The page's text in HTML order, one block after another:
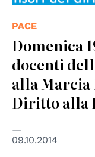
PACE
Domenica
docenti
alla Marcia
Diritto alla
09.10.2014